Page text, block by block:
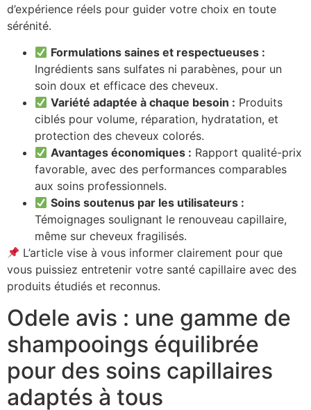
d’expérience réels pour guider votre choix en toute
sérénité.
Formulations saines et respectueuses :
Ingrédients sans sulfates ni parabènes, pour un
soin doux et efficace des cheveux.
Variété adaptée à chaque besoin : Produits
ciblés pour volume, réparation, hydratation, et
protection des cheveux colorés.
Avantages économiques : Rapport qualité-prix
favorable, avec des performances comparables
aux soins professionnels.
Soins soutenus par les utilisateurs :
Témoignages soulignant le renouveau capillaire,
même sur cheveux fragilisés.
L’article vise à vous informer clairement pour que
vous puissiez entretenir votre santé capillaire avec des
produits étudiés et reconnus.
Odele avis : une gamme de
shampooings équilibrée
pour des soins capillaires
adaptés à tous